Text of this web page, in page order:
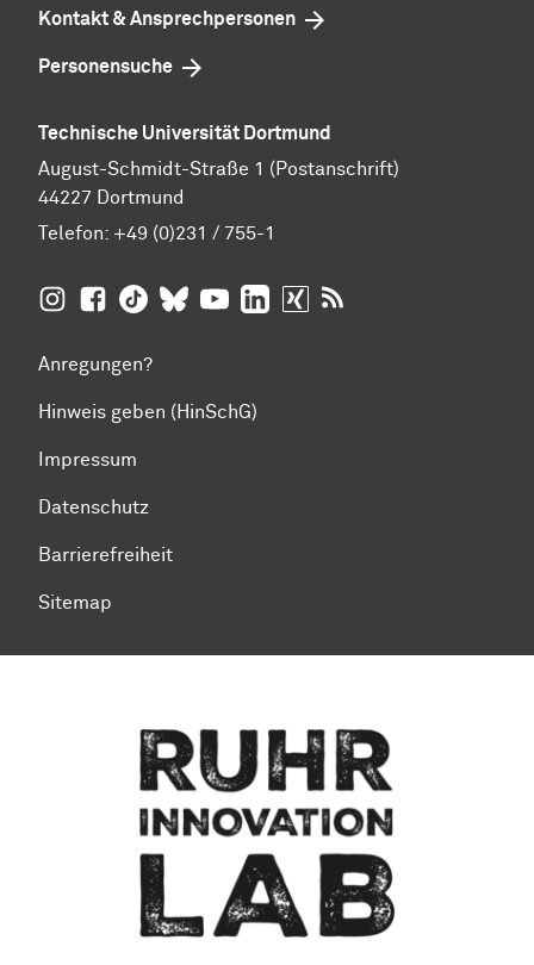
Kontakt & Ansprechpersonen
Personensuche
Technische Universität Dortmund
August-Schmidt-Straße 1 (Postanschrift)
44227 Dortmund
Telefon: +49 (0)231 / 755-1
TU Dortmund auf Insta­gram
TU Dortmund auf Facebook
TU Dortmund auf TikTok
TU Dortmund auf BlueSky
TU Dortmund auf YouTube
TU Dortmund auf LinkedIn
TU Dortmund auf XING
Anregungen?
Hinweis geben (HinSchG)
Impressum
Datenschutz
Barrierefreiheit
Sitemap